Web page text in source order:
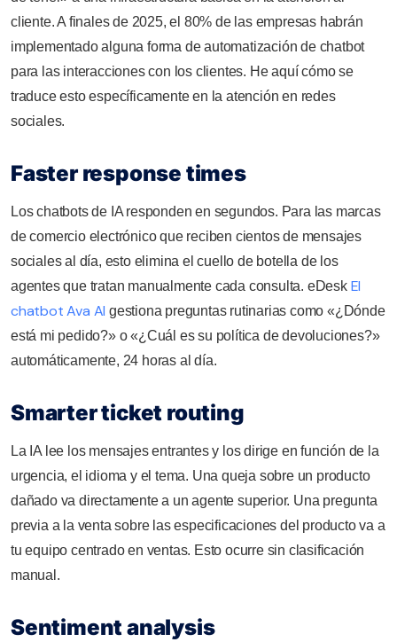
cliente. A finales de 2025, el 80% de las empresas habrán
implementado alguna forma de automatización de chatbot
para las interacciones con los clientes. He aquí cómo se
traduce esto específicamente en la atención en redes
sociales.
Faster response times
Los chatbots de IA responden en segundos. Para las marcas
de comercio electrónico que reciben cientos de mensajes
sociales al día, esto elimina el cuello de botella de los
agentes que tratan manualmente cada consulta. eDesk El
chatbot Ava AI gestiona preguntas rutinarias como «¿Dónde
está mi pedido?» o «¿Cuál es su política de devoluciones?»
automáticamente, 24 horas al día.
Smarter ticket routing
La IA lee los mensajes entrantes y los dirige en función de la
urgencia, el idioma y el tema. Una queja sobre un producto
dañado va directamente a un agente superior. Una pregunta
previa a la venta sobre las especificaciones del producto va a
tu equipo centrado en ventas. Esto ocurre sin clasificación
manual.
Sentiment analysis